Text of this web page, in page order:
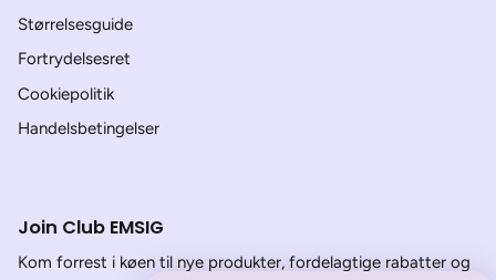
Størrelsesguide
Fortrydelsesret
Cookiepolitik
Handelsbetingelser
Join Club EMSIG
Kom forrest i køen til nye produkter, fordelagtige rabatter og